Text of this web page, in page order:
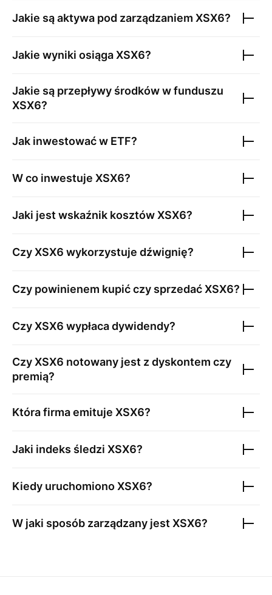
Jakie są aktywa pod zarządzaniem XSX6?
Jakie wyniki osiągaXSX6?
Jakie są przepływy środków w funduszu
XSX6?
Jak inwestować w ETF?
W co inwestuje XSX6?
Jaki jest wskaźnik kosztówXSX6?
CzyXSX6 wykorzystuje dźwignię?
Czy powinienem kupić czy sprzedaćXSX6?
CzyXSX6 wypłaca dywidendy?
CzyXSX6 notowany jest z dyskontem czy
premią?
Która firma emituje XSX6?
Jaki indeks śledzi XSX6?
Kiedy uruchomionoXSX6?
W jaki sposób zarządzany jest XSX6?